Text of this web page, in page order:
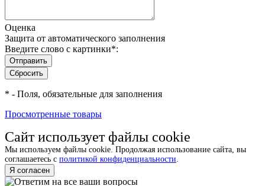
Оценка
Защита от автоматического заполнения
Введите слово с картинки*:
* - Поля, обязательные для заполнения
Просмотренные товары
Сайт использует файлы cookie
Мы используем файлы cookie. Продолжая использование сайта, вы
соглашаетесь с политикой конфиденциальности
Я согласен